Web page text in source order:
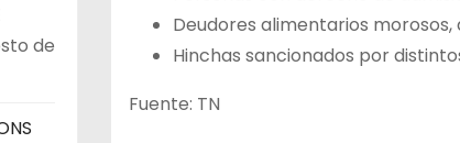
de
Deudores alimentarios morosos,
Hinchas sancionados por
Fuente: TN